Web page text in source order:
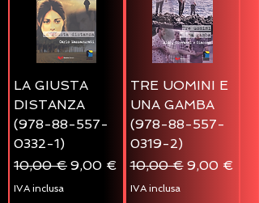
LA GIUSTA
DISTANZA
(978-88-557-
0332-1)
Prezzo regolare
10,00 € Prezzo scontato
9,00 €
IVA inclusa
TRE UOMINI E
UNA GAMBA
(978-88-557-
0319-2)
Prezzo regolare
10,00 € Prezzo
9,00 €
IVA inclusa